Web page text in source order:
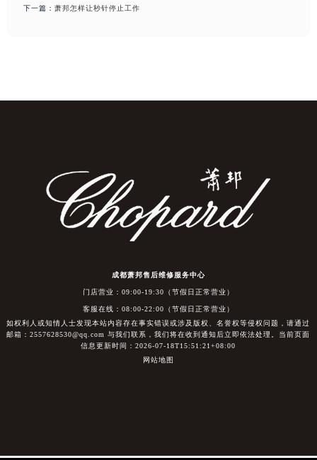
下一篇： 萧邦怎样让秒针停止工作
成都萧邦售后维修服务中心
门店营业：09:00-19:30（节假日正常营业）
客服在线：08:00-22:00（节假日正常营业）
如权利人或知情人士发现本站内容存在事实错误或涉及版权、名誉权等侵权问题，请通过
邮箱：2557628530@qq.com 与我们联系，我们将在收到通知后立即依法处理。当前页面
信息更新时间：2026-07-18T15:51:21+08:00
网站地图